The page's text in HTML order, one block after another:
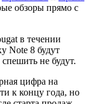
обзоры прямо с
в течении
Note 8 будут
не будут.
цифра на
к концу года, но